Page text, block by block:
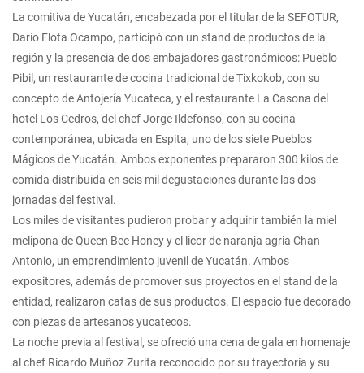
La comitiva de Yucatán, encabezada por el titular de la SEFOTUR,
Darío Flota Ocampo, participó con un stand de productos de la
región y la presencia de dos embajadores gastronómicos: Pueblo
Pibil, un restaurante de cocina tradicional de Tixkokob, con su
concepto de Antojería Yucateca, y el restaurante La Casona del
hotel Los Cedros, del chef Jorge Ildefonso, con su cocina
contemporánea, ubicada en Espita, uno de los siete Pueblos
Mágicos de Yucatán. Ambos exponentes prepararon 300 kilos de
comida distribuida en seis mil degustaciones durante las dos
jornadas del festival.
Los miles de visitantes pudieron probar y adquirir también la miel
melipona de Queen Bee Honey y el licor de naranja agria Chan
Antonio, un emprendimiento juvenil de Yucatán. Ambos
expositores, además de promover sus proyectos en el stand de la
entidad, realizaron catas de sus productos. El espacio fue decorado
con piezas de artesanos yucatecos.
La noche previa al festival, se ofreció una cena de gala en homenaje
al chef Ricardo Muñoz Zurita reconocido por su trayectoria y su